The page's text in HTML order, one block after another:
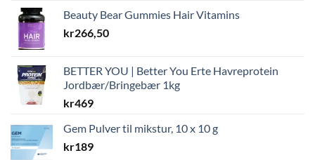
var:
kr214.
er:
Beauty Bear Gummies Hair Vitamins
kr266,50
BETTER YOU | Better You Erte Havreprotein
Jordbær/Bringebær 1kg
kr469
Gem Pulver til mikstur, 10 x 10 g
kr189